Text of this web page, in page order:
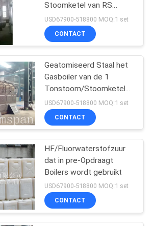
voor
59
van de
de
104
Stoomketel van RS
10Bar
USD67900-518800 MOQ:1 set
CONTACT
Geatomiseerd Staal het
Gasboiler van de 1
Tonstoom/Stoomketel
Met gas
USD67900-518800 MOQ:1 set
CONTACT
HF/Fluorwaterstofzuur
dat in pre-Opdraagt
Boilers wordt gebruikt
USD67900-518800 MOQ:1 set
CONTACT